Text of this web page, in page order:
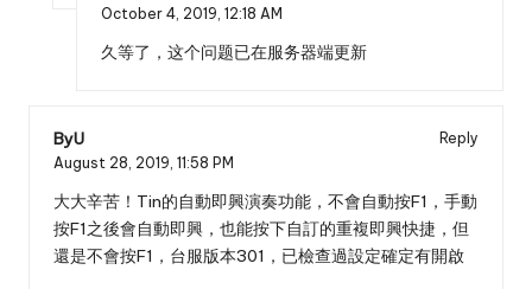
October 4, 2019, 12:18 AM
久等了，这个问题已在服务器端更新
ByU
Reply
August 28, 2019, 11:58 PM
大大辛苦！Tin的自動即興演奏功能，不會自動按F1，手動
按F1之後會自動即興，也能按下自訂的重複即興快捷，但
還是不會按F1，台服版本301，已檢查過設定確定有開啟